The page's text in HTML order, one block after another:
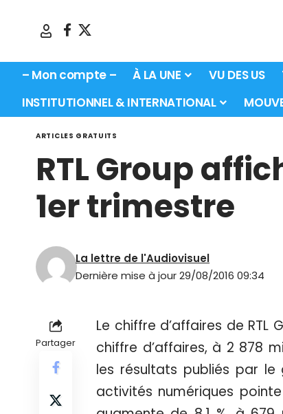
– Mon compte – À LA UNE VU DES US
INSTITUTIONNEL & INTERNATIONAL
ARTICLES GRATUITS
RTL Group
1er trimestre
Dernière mise à jour 29/08/2016 09:34
La lettre de l'Audiovisuel
Partager
Le chiffre d’affaires de RTL
chiffre d’affaires, à 2 878
les résultats publiés par le
activités numériques pointe